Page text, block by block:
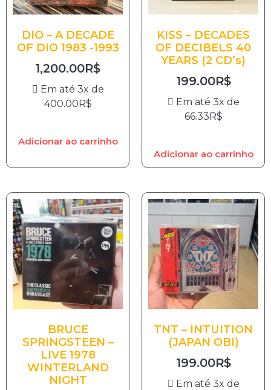
DIO – A DECADE
OF DIO 1983 -1993
1,200.00R$
Em até 3x de
400.00R$
Adicionar ao carrinho
KISS – DECADES
OF DECIBELS 40
YEARS (2 CD’s)
199.00R$
Em até 3x de
66.33R$
Adicionar ao carrinho
BRUCE
SPRINGSTEEN –
LIVE 1978
WINTERLAND
NIGHT
TNT – INTUITION
(JAPAN OBI)
199.00R$
Em até 3x de